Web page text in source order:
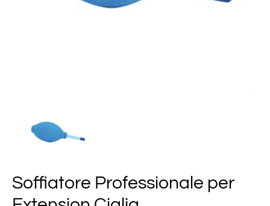
Soffiatore Professionale per